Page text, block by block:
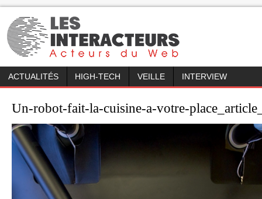
ACTUALITÉS HIGH-TECH VEILLE INTERVIEW
Un-robot-fait-la-cuisine-a-votre-